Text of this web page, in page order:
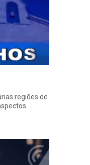
regiões de